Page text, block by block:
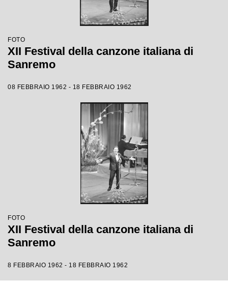
FOTO
XII Festival della canzone italiana di
Sanremo
08 FEBBRAIO 1962 - 18 FEBBRAIO 1962
FOTO
XII Festival della canzone italiana di
Sanremo
8 FEBBRAIO 1962 - 18 FEBBRAIO 1962